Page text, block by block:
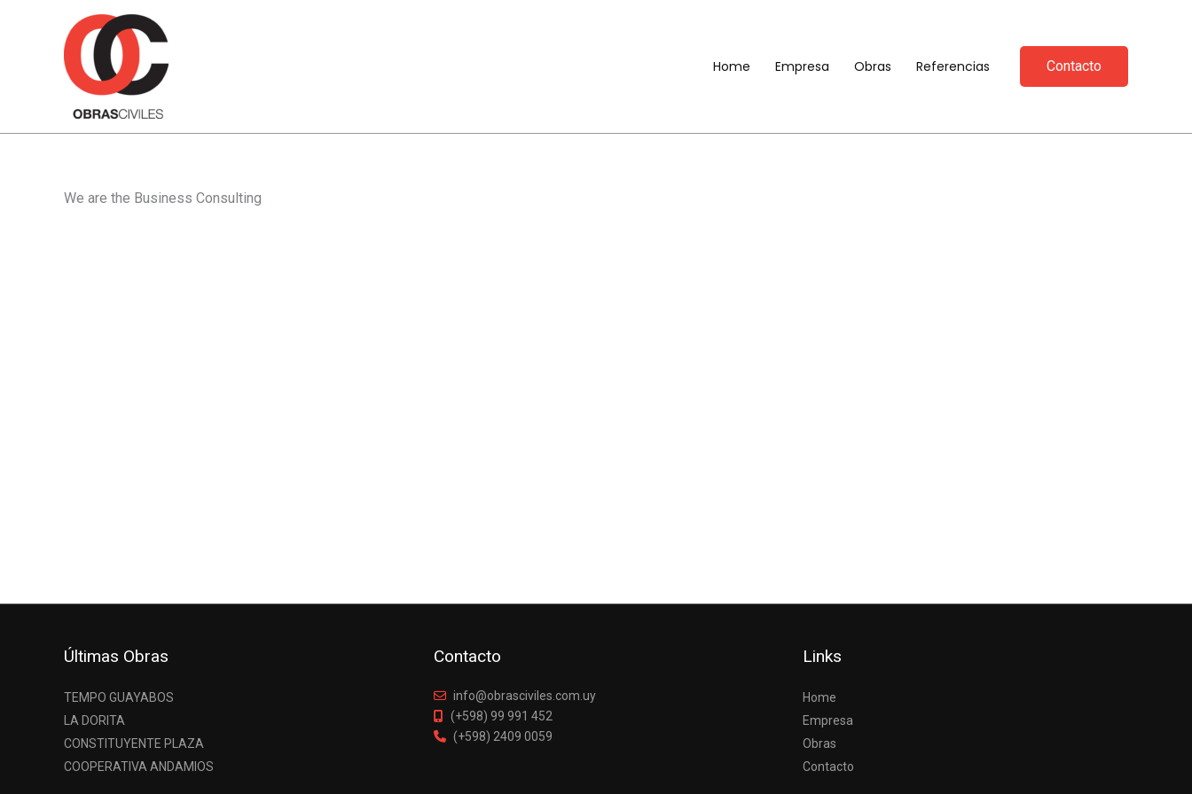
Home Empresa Obras Referencias Contacto
We are the Business Consulting
Últimas Obras
TEMPO GUAYABOS
LA DORITA
CONSTITUYENTE PLAZA
COOPERATIVA ANDAMIOS
Contacto
info@obrasciviles.com.uy
(+598) 99 991 452
(+598) 2409 0059
Links
Home
Empresa
Obras
Contacto